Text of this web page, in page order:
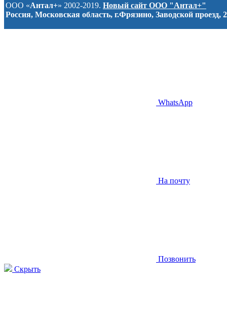
ООО «Антал+» 2002-2019. Новый сайт ООО "Антал+"
Россия, Московская область, г.Фрязино, Заводской проезд, 2
WhatsApp
На почту
Позвонить
Скрыть